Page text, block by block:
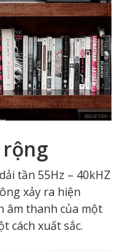
tần 55Hz – 40kHZ
xảy ra hiện
thanh của một
cách xuất sắc.